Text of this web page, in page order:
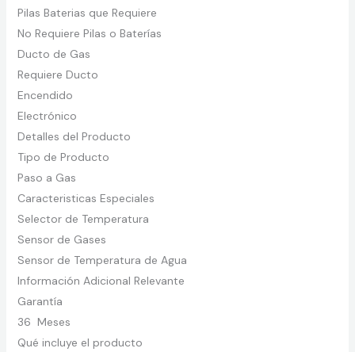
Pilas Baterias que Requiere
No Requiere Pilas o Baterías
Ducto de Gas
Requiere Ducto
Encendido
Electrónico
Detalles del Producto
Tipo de Producto
Paso a Gas
Caracteristicas Especiales
Selector de Temperatura
Sensor de Gases
Sensor de Temperatura de Agua
Información Adicional Relevante
Garantía
36 Meses
Qué incluye el producto